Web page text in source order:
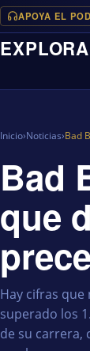
APOYA EL
Inicio›Noticias›Bad
Bad
que
Hay cifras
superado los
de su carrera,